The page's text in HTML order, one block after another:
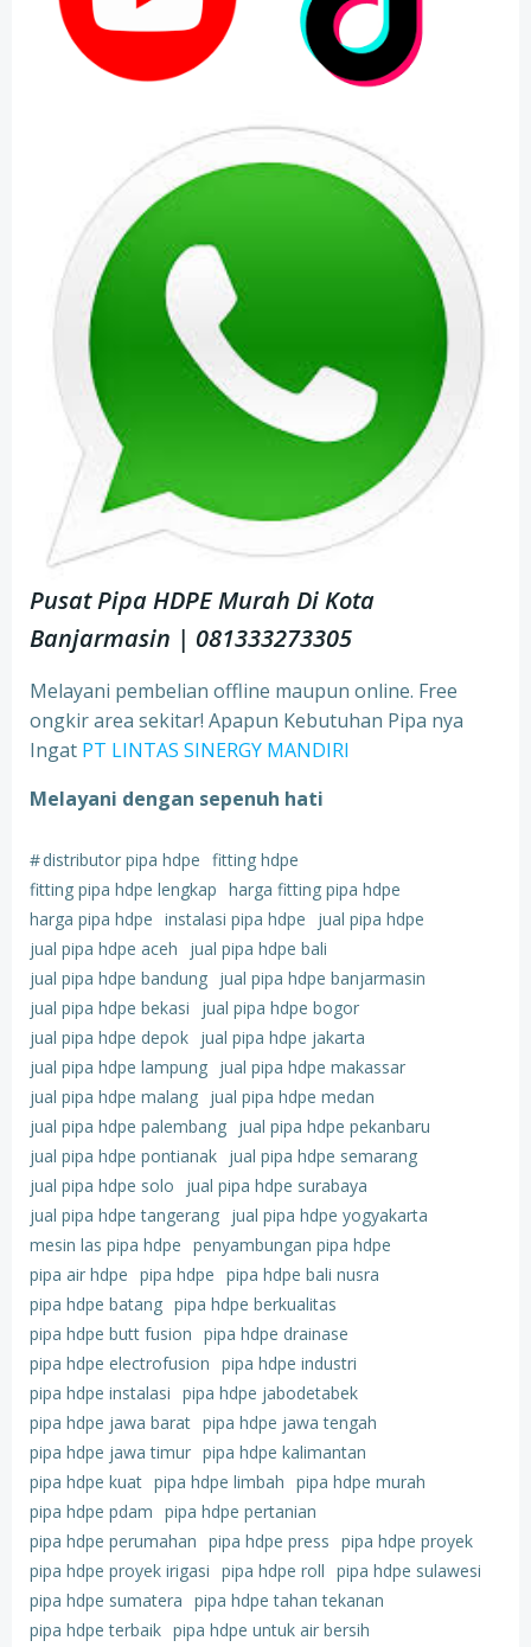
Pusat Pipa HDPE Murah Di Kota
Banjarmasin | 081333273305
Melayani pembelian offline maupun online. Free
ongkir area sekitar! Apapun Kebutuhan Pipa nya
Ingat PT LINTAS SINERGY MANDIRI
Melayani dengan sepenuh hati
#distributor pipa hdpe fitting hdpe
fitting pipa hdpe lengkap harga fitting pipa hdpe
harga pipa hdpe instalasi pipa hdpe
jual pipa hdpe
jual pipa hdpe aceh
jual pipa hdpe bali
jual pipa hdpe bandung jual pipa hdpe banjarmasin
jual pipa hdpe bekasi
jual pipa hdpe bogor
jual pipa hdpe depok jual pipa hdpe jakarta
jual pipa hdpe lampung jual pipa hdpe makassar
jual pipa hdpe malang jual pipa hdpe medan
jual pipa hdpe palembang jual pipa hdpe pekanbaru
jual pipa hdpe pontianak jual pipa hdpe semarang
jual pipa hdpe solo
jual pipa hdpe surabaya
jual pipa hdpe tangerang jual pipa hdpe yogyakarta
mesin las pipa hdpe penyambungan pipa hdpe
pipa air hdpe pipa hdpe pipa hdpe bali nusra
pipa hdpe batang pipa hdpe berkualitas
pipa hdpe butt fusion pipa hdpe drainase
pipa hdpe electrofusion pipa hdpe industri
pipa hdpe instalasi pipa hdpe jabodetabek
pipa hdpe jawa barat pipa hdpe jawa tengah
pipa hdpe jawa timur pipa hdpe kalimantan
pipa hdpe kuat pipa hdpe limbah pipa hdpe murah
pipa hdpe pdam pipa hdpe pertanian
pipa hdpe perumahan pipa hdpe press pipa hdpe proyek
pipa hdpe proyek irigasi pipa hdpe roll pipa hdpe sulawesi
pipa hdpe sumatera pipa hdpe tahan tekanan
pipa hdpe terbaik pipa hdpe untuk air bersih